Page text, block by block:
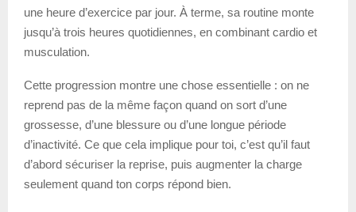
une heure d’exercice par jour. À terme, sa routine monte
jusqu’à trois heures quotidiennes, en combinant cardio et
musculation.
Cette progression montre une chose essentielle : on ne
reprend pas de la même façon quand on sort d’une
grossesse, d’une blessure ou d’une longue période
d’inactivité. Ce que cela implique pour toi, c’est qu’il faut
d’abord sécuriser la reprise, puis augmenter la charge
seulement quand ton corps répond bien.